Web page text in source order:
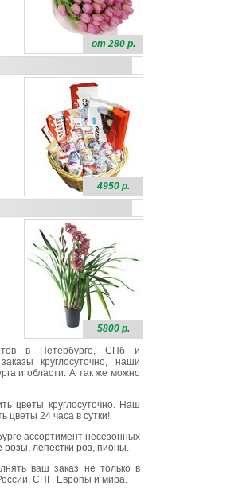
от 280 р.
4950 р.
5800 р.
в Петербурге, СПб и
круглосуточно, наши
и области. А так же можно
цветы круглосуточно. Наш
цветы 24 часа в сутки!
ассортимент несезонных
розы, лепестки роз, пионы.
ваш заказ не только в
СНГ, Европы и мира.